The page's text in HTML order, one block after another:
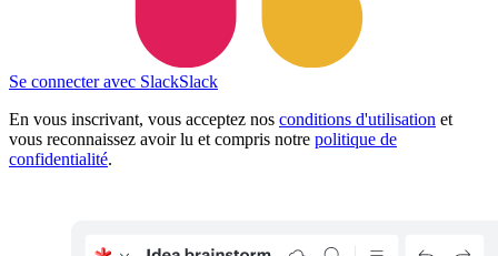
Se connecter avec SlackSlack
En vous inscrivant, vous acceptez nos conditions d'utilisation et
vous reconnaissez avoir lu et compris notre politique de
confidentialité.